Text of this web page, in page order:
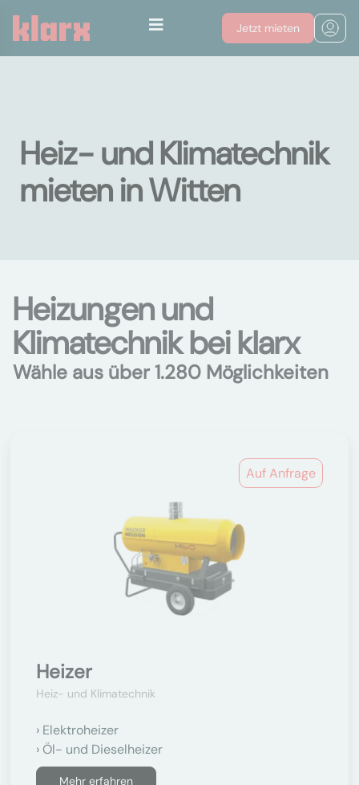
Jetzt mieten
Heiz- und Klimatechnik
mieten in Witten
Heizungen und
Klimatechnik bei klarx
Wähle aus über 1.280 Möglichkeiten
Auf Anfrage
Heizer
Heiz- und Klimatechnik
Elektroheizer
Öl- und Dieselheizer
Mehr erfahren